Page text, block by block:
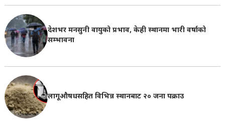
देशभर मनसुनी वायुको प्रभाव, केही स्थानमा भारी वर्षाको
सम्भावना
लागूऔषधसहित विभिन्न स्थानबाट २० जना पक्राउ